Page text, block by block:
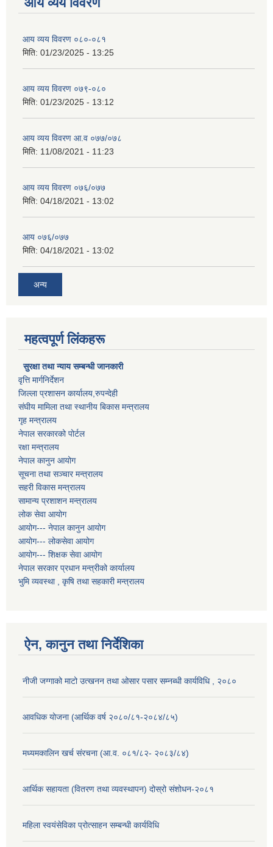
आय व्यय विवरण ०८०-०८१
मिति: 01/23/2025 - 13:25
आय व्यय विवरण ०७९-०८०
मिति: 01/23/2025 - 13:12
आय व्यय विवरण आ.व ०७७/०७८
मिति: 11/08/2021 - 11:23
आय व्यय विवरण ०७६/०७७
मिति: 04/18/2021 - 13:02
आय ०७६/०७७
मिति: 04/18/2021 - 13:02
अन्य
महत्वपूर्ण लिंकहरू
सुरक्षा तथा न्याय सम्बन्धी जानकारी
वृत्ति मार्गनिर्देशन
जिल्ला प्रशासन कार्यालय,रुपन्देही
संघीय मामिला तथा स्थानीय बिकास मन्त्रालय
गृह मन्त्रालय
नेपाल सरकारको पोर्टल
रक्षा मन्त्रालय
नेपाल कानुन आयोग
सूचना तथा सञ्चार मन्त्रालय
सहरी विकास मन्त्रालय
सामान्य प्रशाशन मन्त्रालय
लोक सेवा आयोग
आयोग--- नेपाल कानुन आयोग
आयोग--- लोकसेवा आयोग
आयोग--- शिक्षक सेवा आयोग
नेपाल सरकार प्रधान मन्त्रीको कार्यालय
भुमि व्यवस्था , कृषि तथा सहकारी मन्त्रालय
ऐन, कानुन तथा निर्देशिका
नीजी जग्गाको माटो उत्खनन तथा ओसार पसार सम्नब्धी कार्यविधि , २०८०
आवधिक योजना (आर्थिक वर्ष २०८०/८१-२०८४/८५)
मध्यमकालिन खर्च संरचना (आ.व. ०८१/८२- २०८३/८४)
आर्थिक सहायता (वितरण तथा व्यवस्थापन) दोस्रो संशोधन-२०८१
महिला स्वयंसेविका प्रोत्साहन सम्बन्धी कार्यविधि